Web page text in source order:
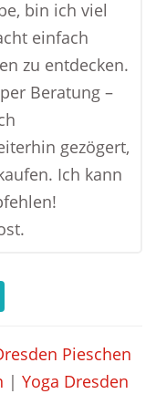
bin ich viel
einfach
zu entdecken.
Beratung –
gezögert,
Ich kann
Pieschen
| Yoga Dresden